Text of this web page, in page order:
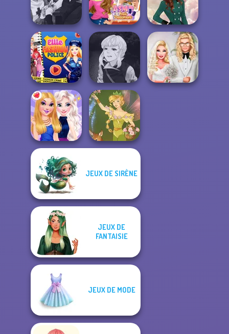
Manga Creator
Vampire Hunter
P...
ASMR Nail
Treatment
Kate Middleton
Ellie Fashion
Police
Manga Creator
Vampire Hunter
P...
BFFs Night Out
JEUX DE SIRÈNE
JEUX DE
FANTAISIE
JEUX DE MODE